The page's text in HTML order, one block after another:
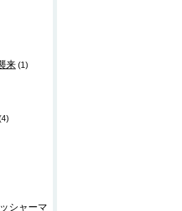
来 (1)
シャーマ